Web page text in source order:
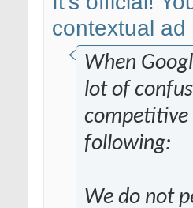
contextual ad
When
lot of
competitive
following:
We do not